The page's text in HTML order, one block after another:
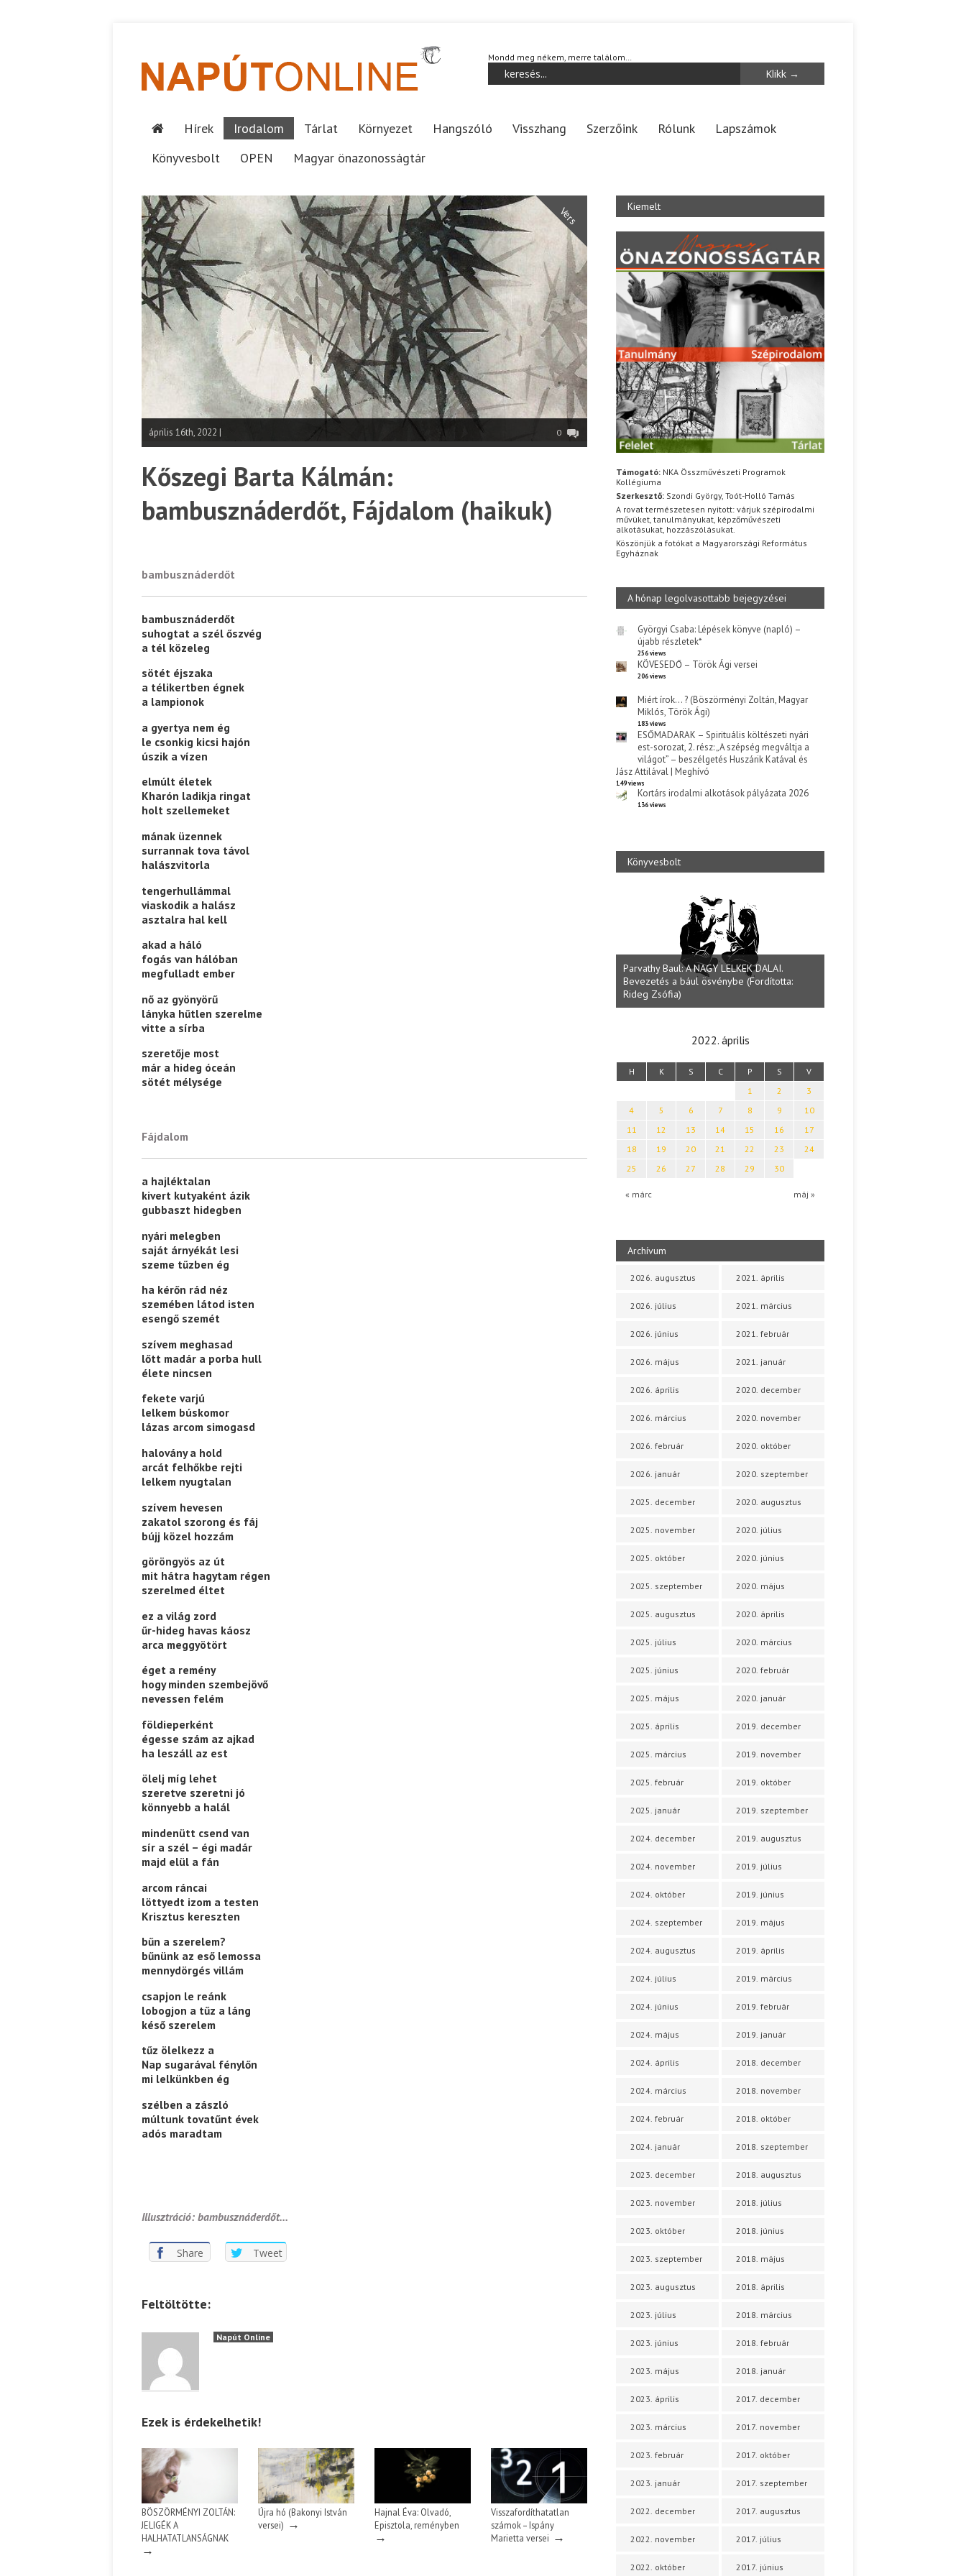
Mondd meg nékem, merre találom…
Hírek Irodalom Tárlat Környezet Hangszóló Visszhang Szerzőink Rólunk
Lapszámok
Könyvesbolt
OPEN Magyar önazonosságtár
Vers
április 16th, 2022 | 0
Kőszegi Barta Kálmán:
bambusznáderdőt, Fájdalom (haikuk)
bambusznáderdőt
bambusznáderdőt
suhogtat a szél őszvég
a tél közeleg
sötét éjszaka
a télikertben égnek
a lampionok
a gyertya nem ég
le csonkig kicsi hajón
úszik a vízen
elmúlt életek
Kharón ladikja ringat
holt szellemeket
mának üzennek
surrannak tova távol
halászvitorla
tengerhullámmal
viaskodik a halász
asztalra hal kell
akad a háló
fogás van hálóban
megfulladt ember
nő az gyönyörű
lányka hűtlen szerelme
vitte a sírba
szeretője most
már a hideg óceán
sötét mélysége
Fájdalom
a hajléktalan
kivert kutyaként ázik
gubbaszt hidegben
nyári melegben
saját árnyékát lesi
szeme tűzben ég
ha kérőn rád néz
szemében látod isten
esengő szemét
szívem meghasad
lőtt madár a porba hull
élete nincsen
fekete varjú
lelkem búskomor
lázas arcom simogasd
halovány a hold
arcát felhőkbe rejti
lelkem nyugtalan
szívem hevesen
zakatol szorong és fáj
bújj közel hozzám
göröngyös az út
mit hátra hagytam régen
szerelmed éltet
ez a világ zord
űr-hideg havas káosz
arca meggyötört
éget a remény
hogy minden szembejövő
nevessen felém
földieperként
égesse szám az ajkad
ha leszáll az est
ölelj míg lehet
szeretve szeretni jó
könnyebb a halál
mindenütt csend van
sír a szél – égi madár
majd elül a fán
arcom ráncai
löttyedt izom a testen
Krisztus kereszten
bűn a szerelem?
bűnünk az eső lemossa
mennydörgés villám
csapjon le reánk
lobogjon a tűz a láng
késő szerelem
tűz ölelkezz a
Nap sugarával fénylőn
mi lelkünkben ég
szélben a zászló
múltunk tovatűnt évek
adós maradtam
Illusztráció: bambusznáderdőt…
Share Tweet
Feltöltötte:
Napút Online
Ezek is érdekelhetik!
BÖSZÖRMÉNYI ZOLTÁN:
JELIGÉK A
HALHATATLANSÁGNAK
→
Újra hó (Bakonyi István
versei) →
Hajnal Éva: Olvadó,
Episztola, reményben
→
Visszafordíthatatlan
számok – Ispány
Marietta versei →
Kiemelt
Támogató: NKA Összművészeti Programok
Kollégiuma
Szerkesztő: Szondi György, Toót-Holló Tamás
A rovat természetesen nyitott: várjuk szépirodalmi
művüket, tanulmányukat, képzőművészeti
alkotásukat, hozzászólásukat.
Köszönjük a fotókat a Magyarországi Református
Egyháznak
A hónap legolvasottabb bejegyzései
Györgyi Csaba: Lépések könyve (napló) –
újabb részletek*
256 views
KÖVESEDŐ – Török Ági versei
206 views
Miért írok… ? (Böszörményi Zoltán, Magyar
Miklós, Török Ági)
183 views
ESŐMADARAK – Spirituális költészeti nyári
est-sorozat, 2. rész: „A szépség megváltja a
világot” – beszélgetés Huszárik Katával és
Jász Attilával | Meghívó
149 views
Kortárs irodalmi alkotások pályázata 2026
136 views
Könyvesbolt
Ispány Marietta: Szavak a fényből
Bevezetés a bául ösvénybe (Fordította:
Halmai Tamás: Megválaszolt érintés. Leveles
Ibolya költői világa
2022. április
H K S C P S V
« márc máj »
1 2
3
4
5 6 7 8 9
10
11
12 13 14 15 16
17
18
19 20 21 22 23
24
25
26 27 28 29 30
Archívum
2026. augusztus
2026. július
2026. június
2026. május
2026. április
2026. március
2026. február
2026. január
2025. december
2025. november
2025. október
2025. szeptember
2025. augusztus
2025. július
2025. június
2025. május
2025. április
2025. március
2025. február
2025. január
2024. december
2024. november
2024. október
2024. szeptember
2024. augusztus
2024. július
2024. június
2024. május
2024. április
2024. március
2024. február
2024. január
2023. december
2023. november
2023. október
2023. szeptember
2023. augusztus
2023. július
2023. június
2023. május
2023. április
2023. március
2023. február
2023. január
2022. december
2022. november
2022. október
2021. április
2021. március
2021. február
2021. január
2020. december
2020. november
2020. október
2020. szeptember
2020. augusztus
2020. július
2020. június
2020. május
2020. április
2020. március
2020. február
2020. január
2019. december
2019. november
2019. október
2019. szeptember
2019. augusztus
2019. július
2019. június
2019. május
2019. április
2019. március
2019. február
2019. január
2018. december
2018. november
2018. október
2018. szeptember
2018. augusztus
2018. július
2018. június
2018. május
2018. április
2018. március
2018. február
2018. január
2017. december
2017. november
2017. október
2017. szeptember
2017. augusztus
2017. július
2017. június